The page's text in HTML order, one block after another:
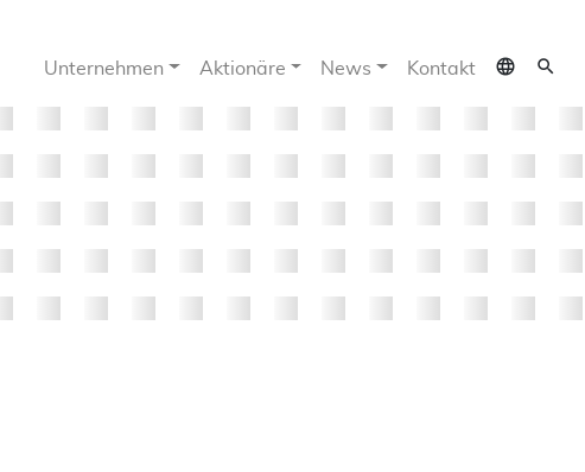
Unternehmen Aktionäre News Kontakt language search